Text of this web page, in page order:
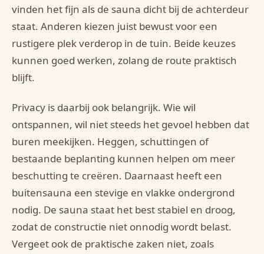
vinden het fijn als de sauna dicht bij de achterdeur
staat. Anderen kiezen juist bewust voor een
rustigere plek verderop in de tuin. Beide keuzes
kunnen goed werken, zolang de route praktisch
blijft.
Privacy is daarbij ook belangrijk. Wie wil
ontspannen, wil niet steeds het gevoel hebben dat
buren meekijken. Heggen, schuttingen of
bestaande beplanting kunnen helpen om meer
beschutting te creëren. Daarnaast heeft een
buitensauna een stevige en vlakke ondergrond
nodig. De sauna staat het best stabiel en droog,
zodat de constructie niet onnodig wordt belast.
Vergeet ook de praktische zaken niet, zoals